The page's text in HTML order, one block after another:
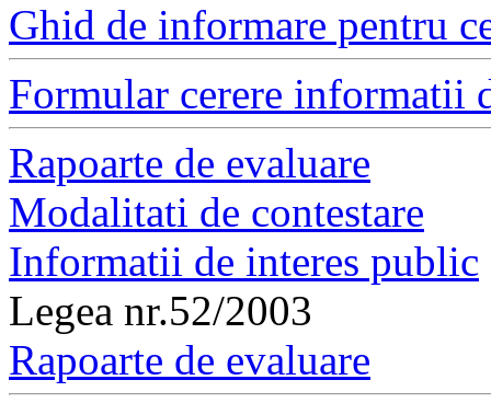
Ghid de informare pentru
Formular cerere informatii
Rapoarte de evaluare
Modalitati de contestare
Informatii de interes public
Legea nr.52/2003
Rapoarte de evaluare